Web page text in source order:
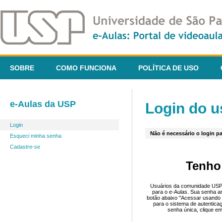
SOBRE COMO FUNCIONA POLÍTICA DE USO
e-Aulas da USP
Login
Esqueci minha senha
Cadastre-se
Login do
Não é necessário o login
Usuários da comunidade
para o e-Aulas. Sua senha
botão abaixo "Acessar
para o sistema de
senha única, clique